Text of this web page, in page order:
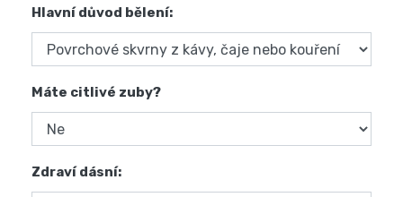
Hlavní důvod bělení:
Máte citlivé zuby?
Zdraví dásní: